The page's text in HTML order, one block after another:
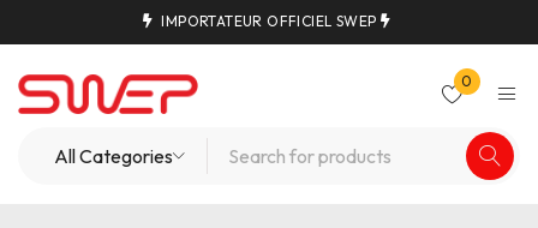
IMPORTATEUR OFFICIEL SWEP
0